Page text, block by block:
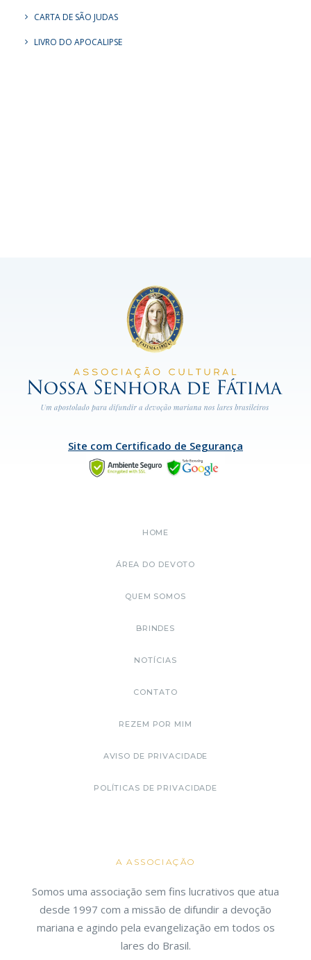
CARTA DE SÃO JUDAS
LIVRO DO APOCALIPSE
Site com Certificado de Segurança
HOME
ÁREA DO DEVOTO
QUEM SOMOS
BRINDES
NOTÍCIAS
CONTATO
REZEM POR MIM
AVISO DE PRIVACIDADE
POLÍTICAS DE PRIVACIDADE
A ASSOCIAÇÃO
Somos uma associação sem fins lucrativos que atua
desde 1997 com a missão de difundir a devoção
mariana e agindo pela evangelização em todos os
lares do Brasil.